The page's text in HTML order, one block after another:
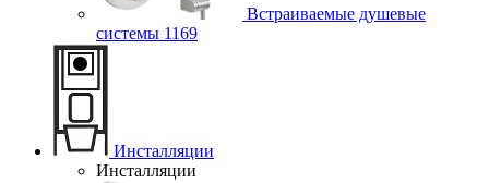
Встраиваемые душевые
системы 1169
Инсталляции
Инсталляции